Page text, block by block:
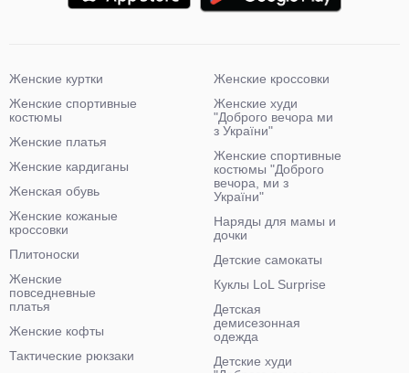
Женские куртки
Женские спортивные
костюмы
Женские платья
Женские кардиганы
Женская обувь
Женские кожаные
кроссовки
Плитоноски
Женские
повседневные
платья
Женские кофты
Тактические рюкзаки
Женские кроссовки
Женские худи
"Доброго вечора ми
з України"
Женские спортивные
костюмы "Доброго
вечора, ми з
України"
Наряды для мамы и
дочки
Детские самокаты
Куклы LoL Surprise
Детская
демисезонная
одежда
Детские худи